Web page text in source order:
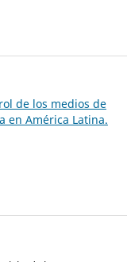
de los medios de
en América Latina.